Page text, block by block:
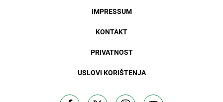
IMPRESSUM
KONTAKT
PRIVATNOST
USLOVI KORIŠTENJA